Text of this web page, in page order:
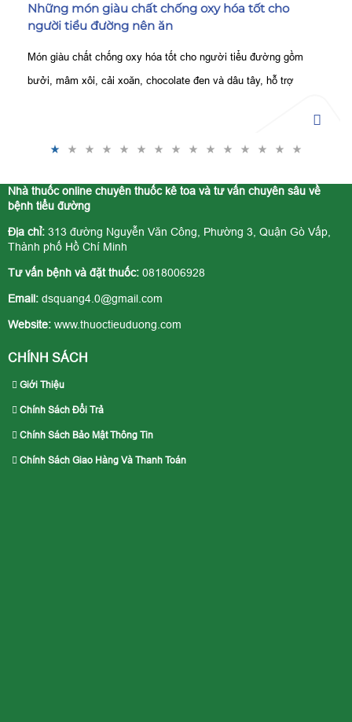
Những món giàu chất chống oxy hóa tốt cho
người tiểu đường nên ăn
Món giàu chất chống oxy hóa tốt cho người tiểu đường gồm
bưởi, mâm xôi, cải xoăn, chocolate đen và dâu tây, hỗ trợ
Nhà thuốc online chuyên thuốc kê toa và tư vấn chuyên sâu về
bệnh tiểu đường
Địa chỉ: 313 đường Nguyễn Văn Công, Phường 3, Quận Gò Vấp,
Thành phố Hồ Chí Minh
Tư vấn bệnh và đặt thuốc: 0818006928
Email: dsquang4.0@gmail.com
Website: www.thuoctieuduong.com
CHÍNH SÁCH
Giới Thiệu
Chính Sách Đổi Trả
Chính Sách Bảo Mật Thông Tin
Chính Sách Giao Hàng Và Thanh Toán